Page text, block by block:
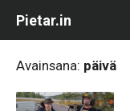
Pietar.in
Avainsana: päivä